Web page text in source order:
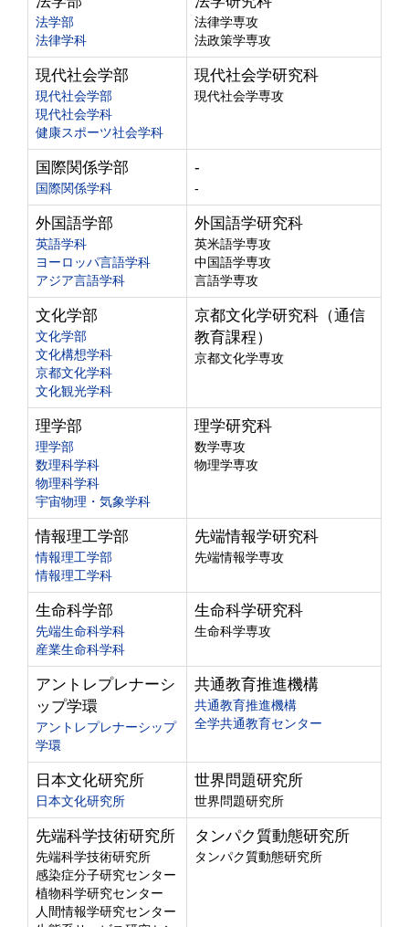
法学部
法律学科
法律学専攻
法政策学専攻
現代社会学部
現代社会学部
現代社会学科
健康スポーツ社会学科
現代社会学研究科
現代社会学専攻
国際関係学部
国際関係学科
-
-
外国語学部
英語学科
ヨーロッパ言語学科
アジア言語学科
外国語学研究科
英米語学専攻
中国語学専攻
言語学専攻
文化学部
文化学部
文化構想学科
京都文化学科
文化観光学科
京都文化学研究科（通信
教育課程）
京都文化学専攻
理学部
理学部
数理科学科
物理科学科
宇宙物理・気象学科
理学研究科
数学専攻
物理学専攻
情報理工学部
情報理工学部
情報理工学科
先端情報学研究科
先端情報学専攻
生命科学部
先端生命科学科
産業生命科学科
生命科学研究科
生命科学専攻
アントレプレナーシ
ップ学環
アントレプレナーシップ
学環
共通教育推進機構
共通教育推進機構
全学共通教育センター
日本文化研究所
日本文化研究所
世界問題研究所
世界問題研究所
先端科学技術研究所
先端科学技術研究所
感染症分子研究センター
植物科学研究センター
人間情報学研究センター
タンパク質動態研究所
タンパク質動態研究所